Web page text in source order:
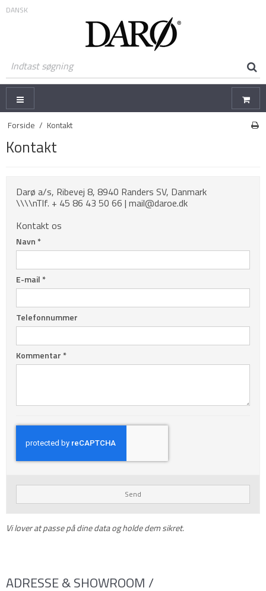
DANSK
Forside / Kontakt
Kontakt
Darø a/s, Ribevej 8, 8940 Randers SV, Danmark
\\\\nTlf. + 45 86 43 50 66 | mail@daroe.dk
Kontakt os
Navn *
E-mail *
Telefonnummer
Kommentar *
Send
Vi lover at passe på dine data og holde dem sikret.
ADRESSE & SHOWROOM /